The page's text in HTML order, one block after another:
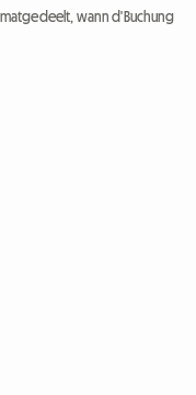
matgedeelt, wann d'Buchung